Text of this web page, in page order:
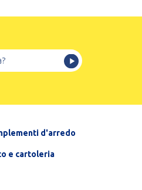
d'arredo
e cartoleria